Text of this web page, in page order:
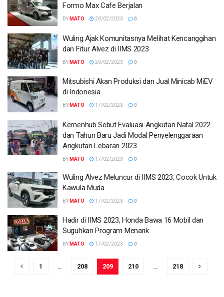
Formo Max Cafe Berjalan
BY MATO 20/02/2023 0
Wuling Ajak Komunitasnya Melihat Kencanggihan
dan Fitur Alvez di IIMS 2023
BY MATO 20/02/2023 0
Mitsubishi Akan Produksi dan Jual Minicab MiEV
di Indonesia
BY MATO 17/02/2023 0
Kemenhub Sebut Evaluasi Angkutan Natal 2022
dan Tahun Baru Jadi Modal Penyelenggaraan
Angkutan Lebaran 2023
BY MATO 17/02/2023 0
Wuling Alvez Meluncur di IIMS 2023, Cocok Untuk
Kawula Muda
BY MATO 17/02/2023 0
Hadir di IIMS 2023, Honda Bawa 16 Mobil dan
Suguhkan Program Menarik
BY MATO 17/02/2023 0
1 208 209 210 218